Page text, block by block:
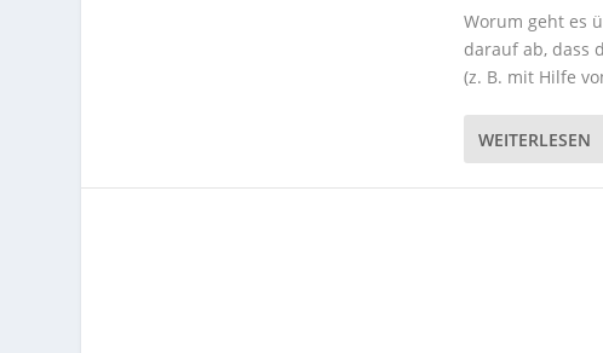
Worum geht es
darauf ab, dass
(z. B. mit Hilfe
WEITERLESEN